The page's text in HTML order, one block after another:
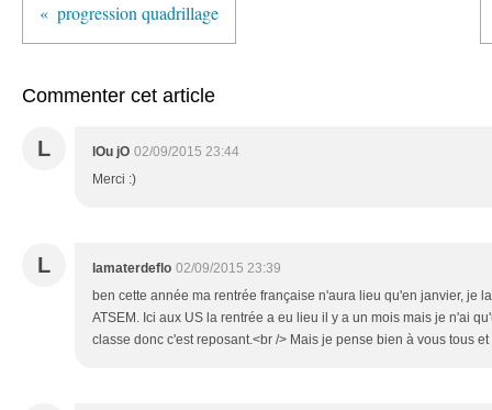
progression quadrillage
Commenter cet article
L lOu jO 02/09/2015 23:44
Merci :)
L lamaterdeflo 02/09/2015 23:39
ben cette année ma rentrée française n'aura lieu qu'en janvier, je
ATSEM. Ici aux US la rentrée a eu lieu il y a un mois mais je n'ai
classe donc c'est reposant.<br /> Mais je pense bien à vous tous